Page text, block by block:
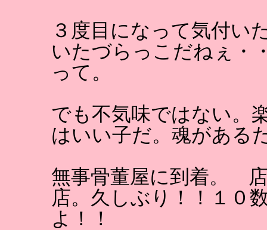
３度目になって気付い
いたづらっこだねぇ・
って。
でも不気味ではない。
はいい子だ。魂がある
無事骨董屋に到着。
店。久しぶり！！１０
よ！！